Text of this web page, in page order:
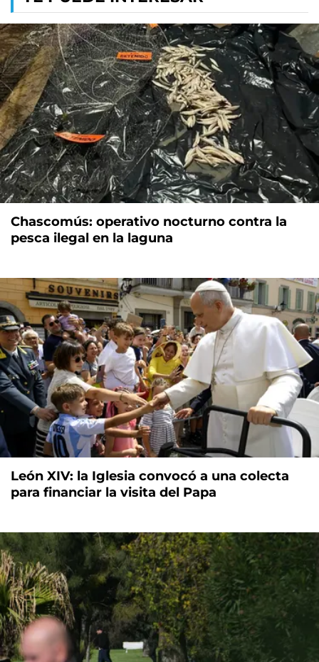
Chascomús: operativo nocturno contra la
pesca ilegal en la laguna
León XIV: la Iglesia convocó a una colecta
para financiar la visita del Papa